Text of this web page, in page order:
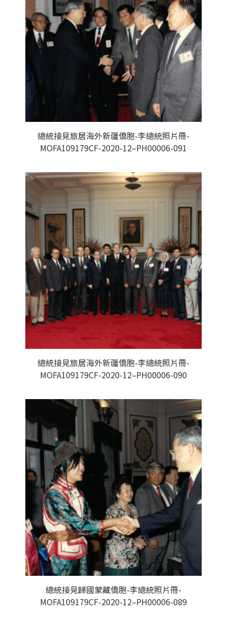
總統接見旅居海外新疆僑胞-李總統照片冊-
MOFA109179CF-2020-12–PH00006-091
總統接見旅居海外新疆僑胞-李總統照片冊-
MOFA109179CF-2020-12–PH00006-090
總統接見歸國蒙藏僑胞-李總統照片冊-
MOFA109179CF-2020-12–PH00006-089